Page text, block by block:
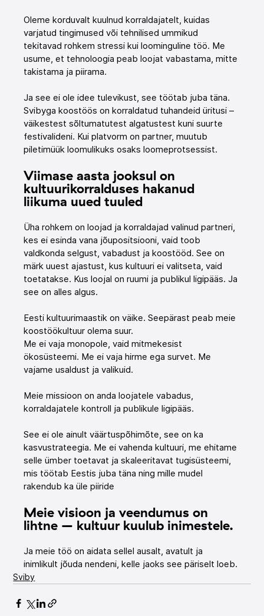
Oleme korduvalt kuulnud korraldajatelt, kuidas
varjatud tingimused või tehnilised ummikud
tekitavad rohkem stressi kui loominguline töö. Me
usume, et tehnoloogia peab loojat vabastama, mitte
takistama ja piirama.
Ja see ei ole idee tulevikust, see töötab juba täna.
Svibyga koostöös on korraldatud tuhandeid üritusi –
väikestest sõltumatutest algatustest kuni suurte
festivalideni. Kui platvorm on partner, muutub
piletimüük loomulikuks osaks loomeprotsessist.
Viimase aasta jooksul on
kultuurikorralduses hakanud
liikuma uued tuuled
Üha rohkem on loojad ja korraldajad valinud partneri,
kes ei esinda vana jõupositsiooni, vaid toob
valdkonda selgust, vabadust ja koostööd. See on
märk uuest ajastust, kus kultuuri ei valitseta, vaid
toetatakse. Kus loojal on ruumi ja publikul ligipääs. Ja
see on alles algus.
Eesti kultuurimaastik on väike. Seepärast peab meie
koostöökultuur olema suur.
Me ei vaja monopole, vaid mitmekesist
ökosüsteemi. Me ei vaja hirme ega survet. Me
vajame usaldust ja valikuid.
Meie missioon on anda loojatele vabadus,
korraldajatele kontroll ja publikule ligipääs.
See ei ole ainult väärtuspõhimõte, see on ka
kasvustrateegia. Me ei vahenda kultuuri, me ehitame
selle ümber toetavat ja skaleeritavat tugisüsteemi,
mis töötab Eestis juba täna ning mille mudel
rakendub ka üle piiride
Meie visioon ja veendumus on
lihtne – kultuur kuulub inimestele.
Ja meie töö on aidata sellel ausalt, avatult ja
inimlikult jõuda nendeni, kelle jaoks see päriselt loeb.
Sviby